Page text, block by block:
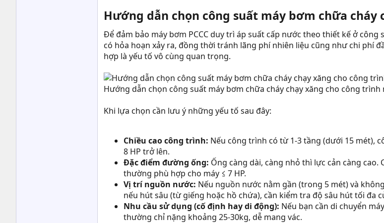
Hướng dẫn chọn công suất máy bơm chữa cháy
Để đảm bảo máy bơm PCCC duy trì áp suất cấp nước theo thiết kế ở
có hỏa hoạn xảy ra, đồng thời tránh lãng phí nhiên liệu cũng như chi phí
hợp là yếu tố vô cùng quan trọng.
Hướng dẫn chọn công suất máy bơm chữa cháy chạy xăng cho công trình
Khi lựa chọn cần lưu ý những yếu tố sau đây:
Chiều cao công trình: Nếu công trình có từ 1-3 tầng (dưới 15 mét),
8 HP trở lên.
Đặc điểm đường ống: Ống càng dài, càng nhỏ thì lực cản càng
thường phù hợp cho máy ≤ 7 HP.
Vị trí nguồn nước: Nếu nguồn nước nằm gần (trong 5 mét) và
nếu hút sâu (từ giếng hoặc hồ chứa), cần kiểm tra độ sâu hút tối đa
Nhu cầu sử dụng (cố định hay di động): Nếu bạn cần di chuyển
thường chỉ nặng khoảng 25-30kg, dễ mang vác.